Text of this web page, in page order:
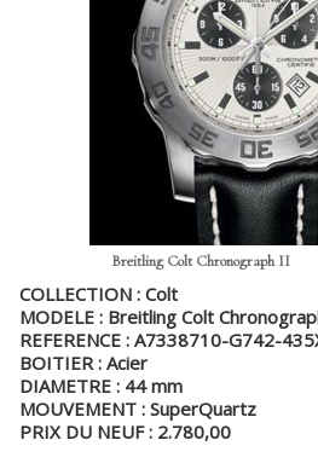
Breitling Colt Chronograph II
COLLECTION : Colt
MODELE : Breitling Colt
REFERENCE : A7338710-G742-
BOITIER : Acier
DIAMETRE : 44 mm
MOUVEMENT : SuperQuartz
PRIX DU NEUF : 2.780,00